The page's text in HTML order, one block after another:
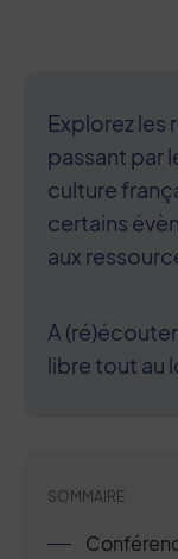
Explorez les
passant par
culture
certains
aux
A
libre tout au
SOMMAIRE